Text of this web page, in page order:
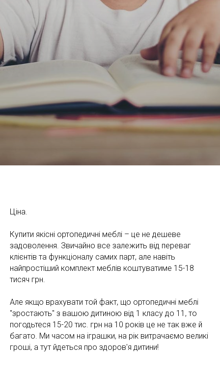
Ціна.
Купити якісні ортопедичні меблі – це не дешеве
задоволення. Звичайно все залежить від переваг
клієнтів та функціоналу самих парт, але навіть
найпростіший комплект меблів коштуватиме 15-18
тисяч грн.
Але якщо врахувати той факт, що ортопедичні меблі
"зростають" з вашою дитиною від 1 класу до 11, то
погодьтеся 15-20 тис. грн на 10 років це не так вже й
багато. Ми часом на іграшки, на рік витрачаємо великі
гроші, а тут йдеться про здоров'я дитини!